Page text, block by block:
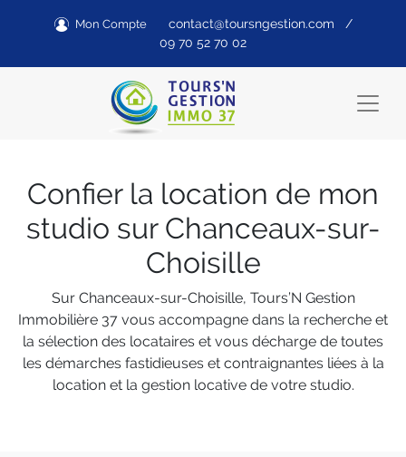
Mon Compte contact@toursngestion.com /
09 70 52 70 02
Confier la location de mon
studio sur Chanceaux-sur-
Choisille
Sur Chanceaux-sur-Choisille, Tours’N Gestion
Immobilière 37 vous accompagne dans la recherche et
la sélection des locataires et vous décharge de toutes
les démarches fastidieuses et contraignantes liées à la
location et la gestion locative de votre studio.